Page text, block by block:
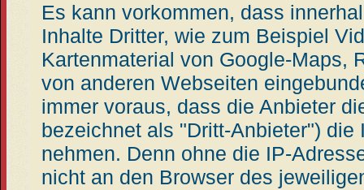
Es kann vorkommen, dass
Inhalte Dritter, wie zum Beispiel
Kartenmaterial von Google-Maps,
von anderen Webseiten
immer voraus, dass die Anbieter
bezeichnet als "Dritt-Anbieter") die
nehmen. Denn ohne die IP-
nicht an den Browser des